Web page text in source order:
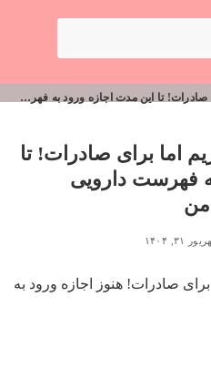
اجازه ورود به فهرست دارویی سرزمین ندارد_مهتاب من
اما برای صادرات! تا
فهرست دارویی
من
۱۴۰۴